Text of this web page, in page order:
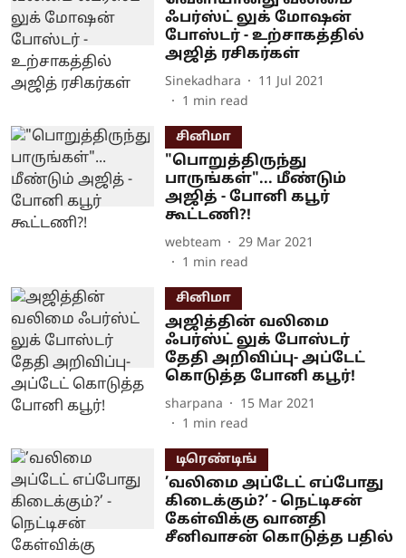
ஃபர்ஸ்ட் லுக் மோஷன்
போஸ்டர் - உற்சாகத்தில்
அஜித் ரசிகர்கள்
Sinekadhara
11 Jul 2021
1 min read
சினிமா
"பொறுத்திருந்து
பாருங்கள்"... மீண்டும்
அஜித் - போனி கபூர்
கூட்டணி?!
webteam
29 Mar 2021
1 min read
சினிமா
அஜித்தின் வலிமை
ஃபர்ஸ்ட் லுக் போஸ்டர்
தேதி அறிவிப்பு- அப்டேட்
கொடுத்த போனி கபூர்!
sharpana
15 Mar 2021
1 min read
டிரெண்டிங்
’வலிமை அப்டேட் எப்போது
கிடைக்கும்?’ - நெட்டிசன்
கேள்விக்கு வானதி
சீனிவாசன் கொடுத்த பதில்